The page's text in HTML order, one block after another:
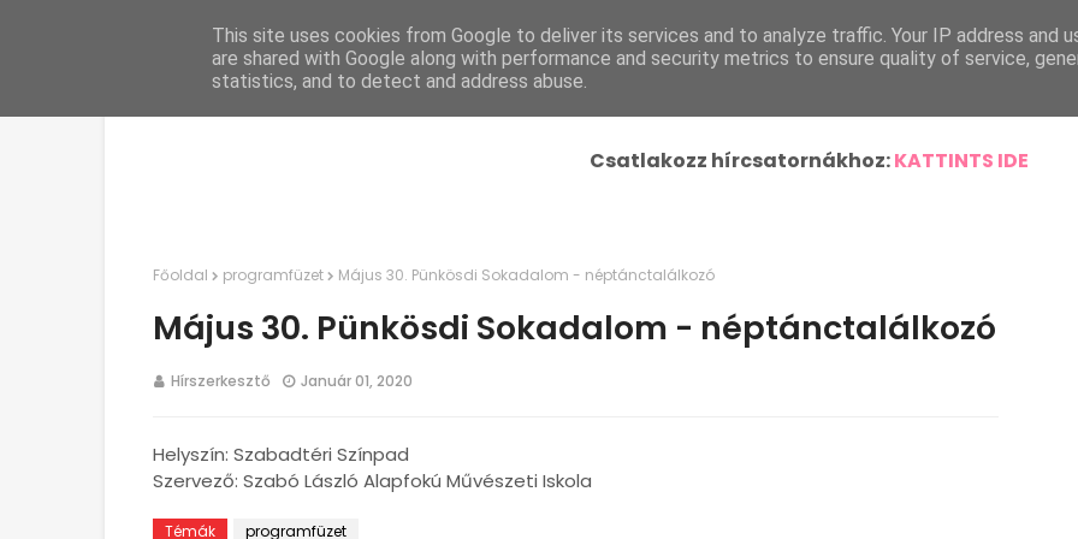
Címlap Helyi Hírek Ország-Világ Járásunk
Csatlakozz hírcsatornákhoz:KATTINTS IDE
Főoldal programfüzet Május 30. Pünkösdi Sokadalom - néptánctalálkozó
Május 30. Pünkösdi Sokadalom - néptánctalálkozó
Hírszerkesztő Január 01, 2020
Helyszín: Szabadtéri Színpad
Szervező: Szabó László Alapfokú Művészeti Iskola
Témák programfüzet
This site uses cookies from Google to deliver its services and to analyze traffic. Your IP address and
are shared with Google along with performance and security metrics to ensure quality of service,
statistics, and to detect and address abuse.